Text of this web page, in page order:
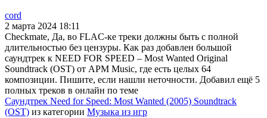
cord
2 марта 2024 18:11
Checkmate, Да, во FLAC-ке треки должны быть с полной
длительностью без цензуры. Как раз добавлен большой
саундтрек к NEED FOR SPEED – Most Wanted Original
Soundtrack (OST) от APM Music, где есть целых 64
композиции. Пишите, если нашли неточности. Добавил ещё 5
полных треков в онлайн по теме
Саундтрек Need for Speed: Most Wanted (2005) Soundtrack
(OST) из категории Музыка из игр